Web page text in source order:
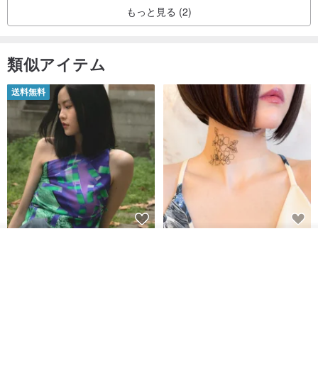
もっと見る (2)
類似アイテム
送料無料